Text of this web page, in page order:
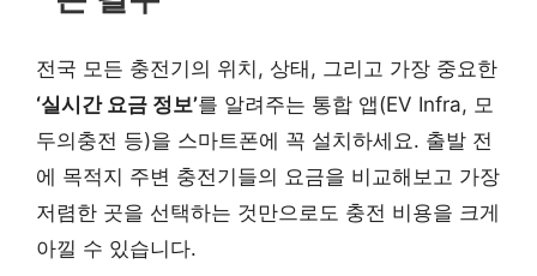
전국 모든 충전기의 위치, 상태, 그리고 가장 중요한
‘실시간 요금 정보’를 알려주는 통합 앱(EV Infra, 모
두의충전 등)을 스마트폰에 꼭 설치하세요. 출발 전
에 목적지 주변 충전기들의 요금을 비교해보고 가장
저렴한 곳을 선택하는 것만으로도 충전 비용을 크게
아낄 수 있습니다.